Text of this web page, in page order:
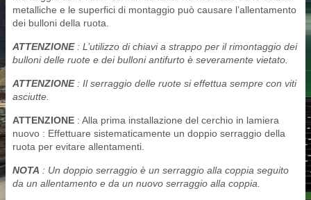
metalliche e le superfici di montaggio può causare l’allentamento
dei bulloni della ruota.
ATTENZIONE: L’utilizzo di chiavi a strappo per il rimontaggio dei
bulloni delle ruote e dei bulloni antifurto è severamente vietato.
ATTENZIONE: Il serraggio delle ruote si effettua sempre con viti
asciutte.
ATTENZIONE : Alla prima installazione del cerchio in lamiera
nuovo : Effettuare sistematicamente un doppio serraggio della
ruota per evitare allentamenti.
NOTA : Un doppio serraggio è un serraggio alla coppia seguito
da un allentamento e da un nuovo serraggio alla coppia.